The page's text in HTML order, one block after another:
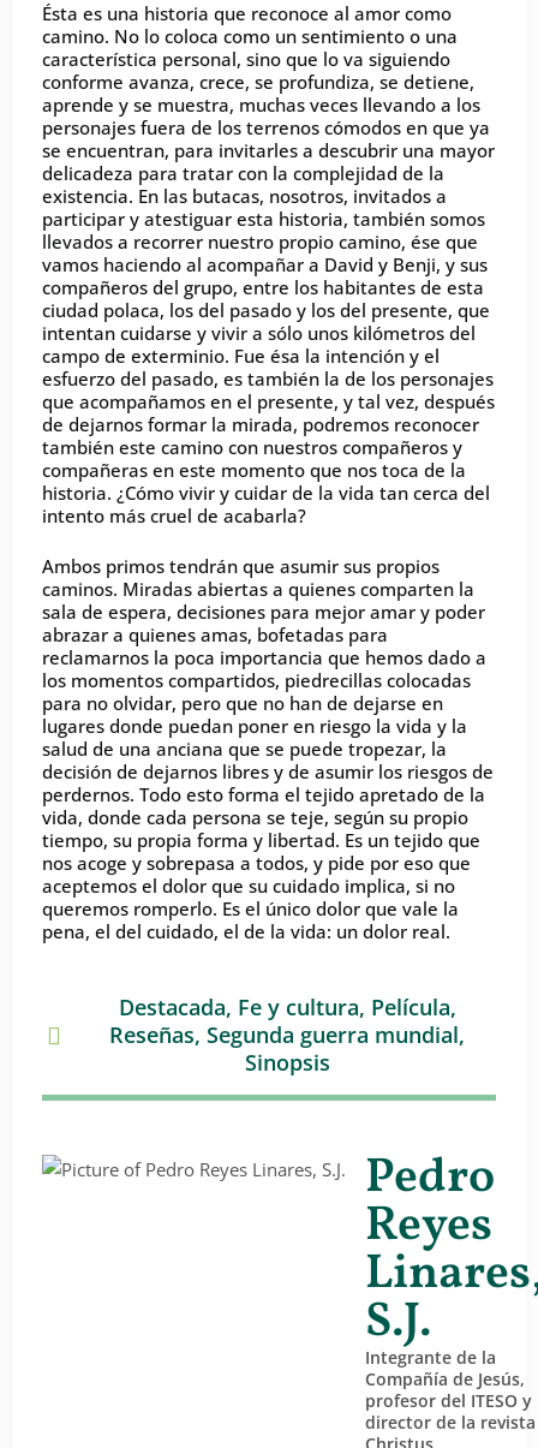
Ésta es una historia que reconoce al amor como
camino. No lo coloca como un sentimiento o una
característica personal, sino que lo va siguiendo
conforme avanza, crece, se profundiza, se detiene,
aprende y se muestra, muchas veces llevando a los
personajes fuera de los terrenos cómodos en que ya
se encuentran, para invitarles a descubrir una mayor
delicadeza para tratar con la complejidad de la
existencia. En las butacas, nosotros, invitados a
participar y atestiguar esta historia, también somos
llevados a recorrer nuestro propio camino, ése que
vamos haciendo al acompañar a David y Benji, y sus
compañeros del grupo, entre los habitantes de esta
ciudad polaca, los del pasado y los del presente, que
intentan cuidarse y vivir a sólo unos kilómetros del
campo de exterminio. Fue ésa la intención y el
esfuerzo del pasado, es también la de los personajes
que acompañamos en el presente, y tal vez, después
de dejarnos formar la mirada, podremos reconocer
también este camino con nuestros compañeros y
compañeras en este momento que nos toca de la
historia. ¿Cómo vivir y cuidar de la vida tan cerca del
intento más cruel de acabarla?
Ambos primos tendrán que asumir sus propios
caminos. Miradas abiertas a quienes comparten la
sala de espera, decisiones para mejor amar y poder
abrazar a quienes amas, bofetadas para
reclamarnos la poca importancia que hemos dado a
los momentos compartidos, piedrecillas colocadas
para no olvidar, pero que no han de dejarse en
lugares donde puedan poner en riesgo la vida y la
salud de una anciana que se puede tropezar, la
decisión de dejarnos libres y de asumir los riesgos de
perdernos. Todo esto forma el tejido apretado de la
vida, donde cada persona se teje, según su propio
tiempo, su propia forma y libertad. Es un tejido que
nos acoge y sobrepasa a todos, y pide por eso que
aceptemos el dolor que su cuidado implica, si no
queremos romperlo. Es el único dolor que vale la
pena, el del cuidado, el de la vida: un dolor real.
Destacada, Fe y cultura, Película,
Reseñas, Segunda guerra mundial,
Sinopsis
Pedro
Reyes
S.J.
Integrante de la
Compañía de Jesús,
profesor del ITESO y
director de la revista